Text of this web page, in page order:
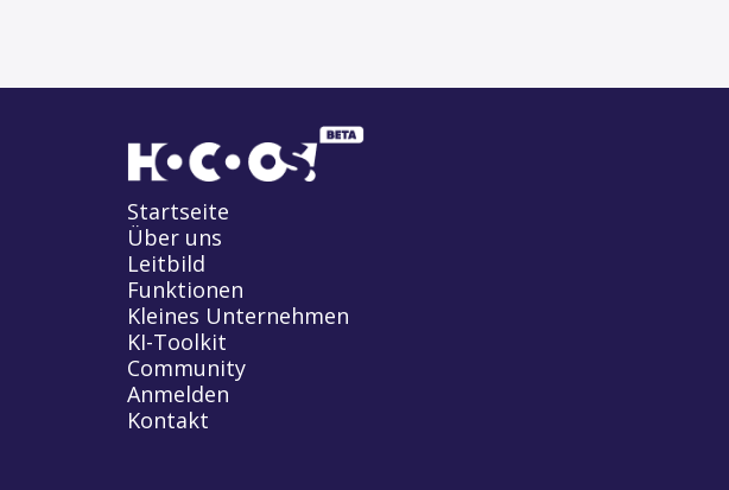
Startseite
Über uns
Leitbild
Funktionen
Kleines Unternehmen
KI-Toolkit
Community
Anmelden
Kontakt